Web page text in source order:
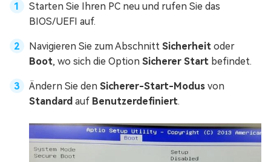
Starten Sie Ihren PC neu und rufen Sie das
BIOS/UEFI auf.
Navigieren Sie zum Abschnitt Sicherheit oder
Boot, wo sich die Option Sicherer Start befindet.
Ändern Sie den Sicherer-Start-Modus von
Standard auf Benutzerdefiniert.